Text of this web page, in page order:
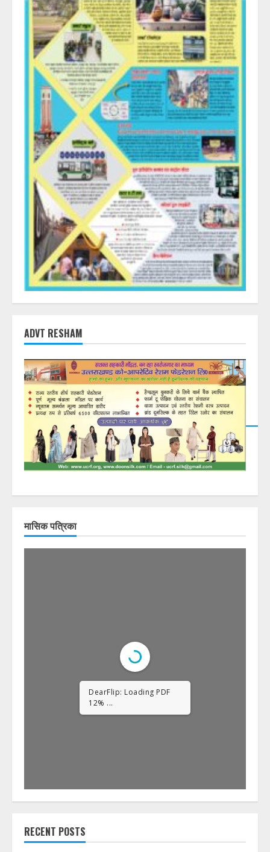
ADVT RESHAM
मासिक पत्रिका
DearFlip: Loading PDF
23% ...
RECENT POSTS